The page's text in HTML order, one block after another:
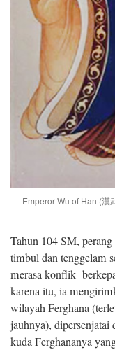
Emperor Wu of Han (漢
Tahun 104 SM,
timbul dan tenggelam
merasa konflik
karena itu, ia
wilayah Ferghana
jauhnya), dipersenjatai
kuda Ferghananya